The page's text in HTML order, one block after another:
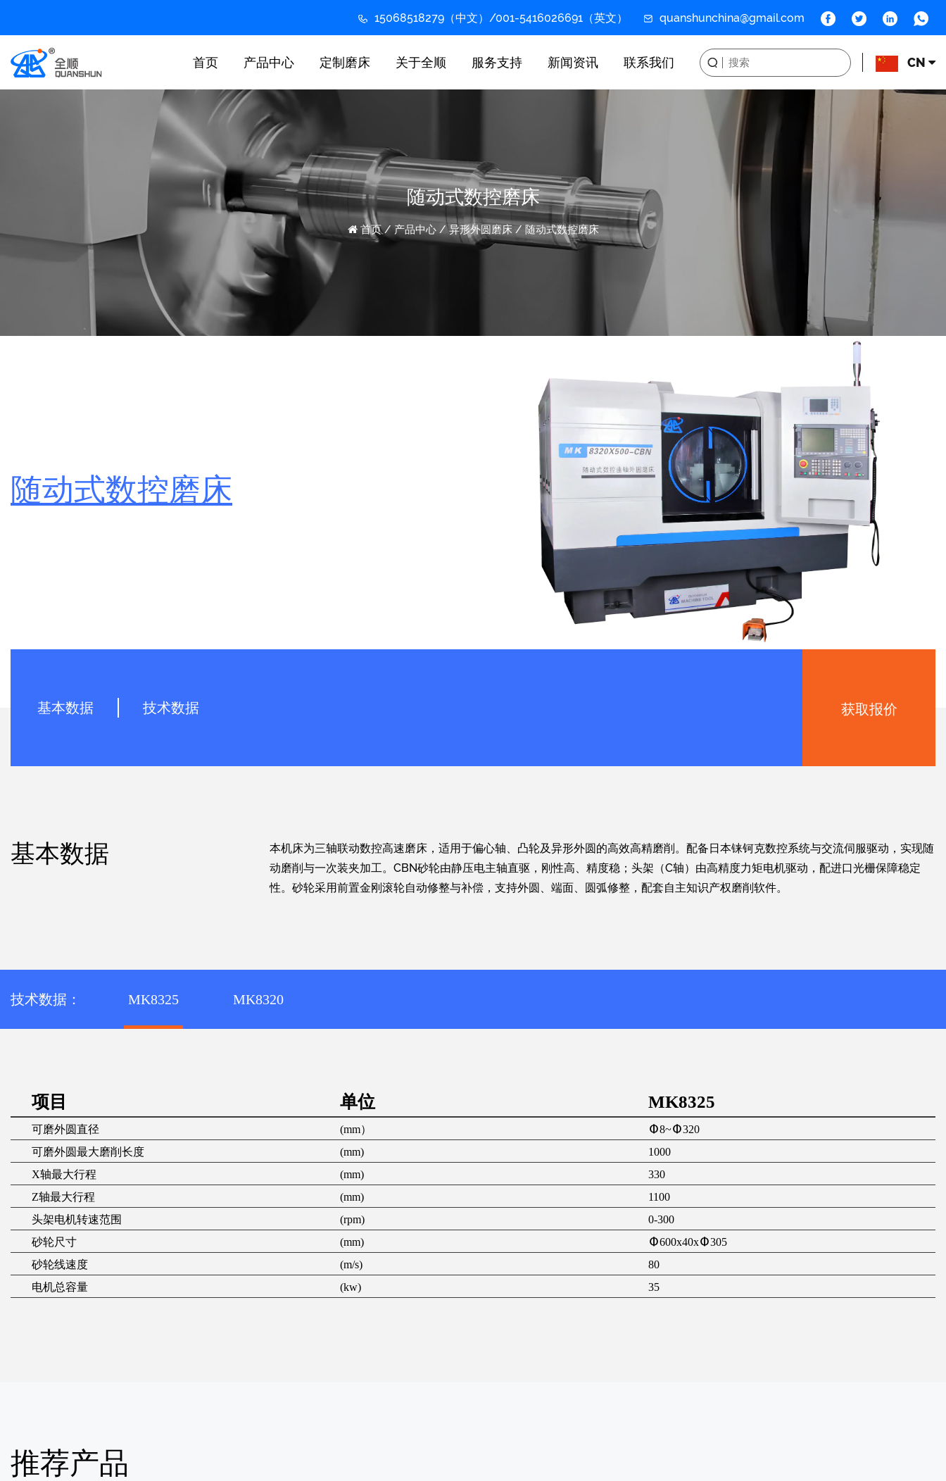
15068518279（中文）/001-5416026691（英文） quanshunchina@gmail.com
首页 产品中心 定制磨床 关于全顺 服务支持 新闻资讯 联系我们 CN
随动式数控磨床
首页/产品中心/异形外圆磨床 / 随动式数控磨床
随动式数控磨床
基本数据 技术数据 获取报价
基本数据
本机床为三轴联动数控高速磨床，适用于偏心轴、凸轮及异形外圆的高效高精磨削。配备日本铼钶克数控系统与交流伺服驱动，实现随
动磨削与一次装夹加工。CBN砂轮由静压电主轴直驱，刚性高、精度稳；头架（C轴）由高精度力矩电机驱动，配进口光栅保障稳定
性。砂轮采用前置金刚滚轮自动修整与补偿，支持外圆、端面、圆弧修整，配套自主知识产权磨削软件。
技术数据： MK8325 MK8320
项目 单位 MK8325
可磨外圆直径 (mm）
Φ8~Φ320
可磨外圆最大磨削长度
(mm)
1000
X轴最大行程
(mm)
330
Z轴最大行程
(mm)
1100
头架电机转速范围
(rpm)
0-300
砂轮尺寸
(mm)
Φ600x40xΦ305
砂轮线速度
(m/s)
80
电机总容量
(kw) 35
推荐产品